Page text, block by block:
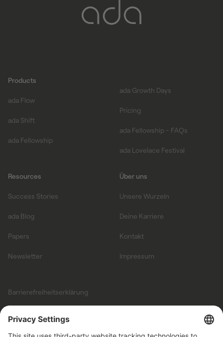
Products
ada Flow
ada Shift
ada Fellowship
ada Growth Days
Pricing
ada Fellowship - FAQs
ada Lovelace Festival
Resources
Success Stories
ada Blog
Papers
Newsletter
Über uns
Unsere Wurzeln
Deine Karriere
Kontakt
Impressum
Barrierefreiheitserklärung
Geschäftsbedingungen